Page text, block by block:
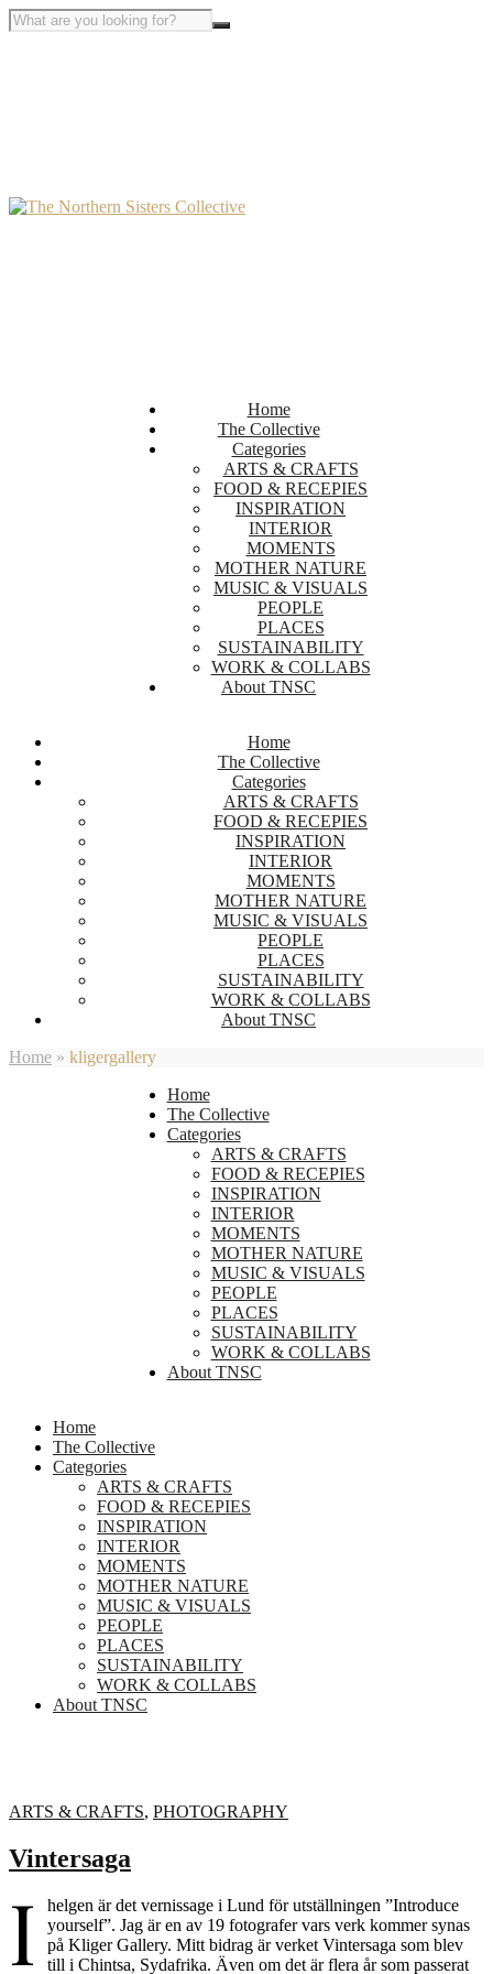
Home
The Collective
Categories
ARTS & CRAFTS
FOOD & RECEPIES
INSPIRATION
INTERIOR
MOMENTS
MOTHER NATURE
MUSIC & VISUALS
PEOPLE
PLACES
SUSTAINABILITY
WORK & COLLABS
About TNSC
Home
The Collective
Categories
ARTS & CRAFTS
FOOD & RECEPIES
INSPIRATION
INTERIOR
MOMENTS
MOTHER NATURE
MUSIC & VISUALS
PEOPLE
PLACES
SUSTAINABILITY
WORK & COLLABS
About TNSC
Home » kligergallery
Home
The Collective
Categories
ARTS & CRAFTS
FOOD & RECEPIES
INSPIRATION
INTERIOR
MOMENTS
MOTHER NATURE
MUSIC & VISUALS
PEOPLE
PLACES
SUSTAINABILITY
WORK & COLLABS
About TNSC
Home
The Collective
Categories
ARTS & CRAFTS
FOOD & RECEPIES
INSPIRATION
INTERIOR
MOMENTS
MOTHER NATURE
MUSIC & VISUALS
PEOPLE
PLACES
SUSTAINABILITY
WORK & COLLABS
About TNSC
ARTS & CRAFTS, PHOTOGRAPHY
Vintersaga
I
helgen är det vernissage i Lund för utställningen ”Introduce
yourself”. Jag är en av 19 fotografer vars verk kommer synas
på Kliger Gallery. Mitt bidrag är verket Vintersaga som blev
till i Chintsa, Sydafrika. Även om det är flera år som passerat